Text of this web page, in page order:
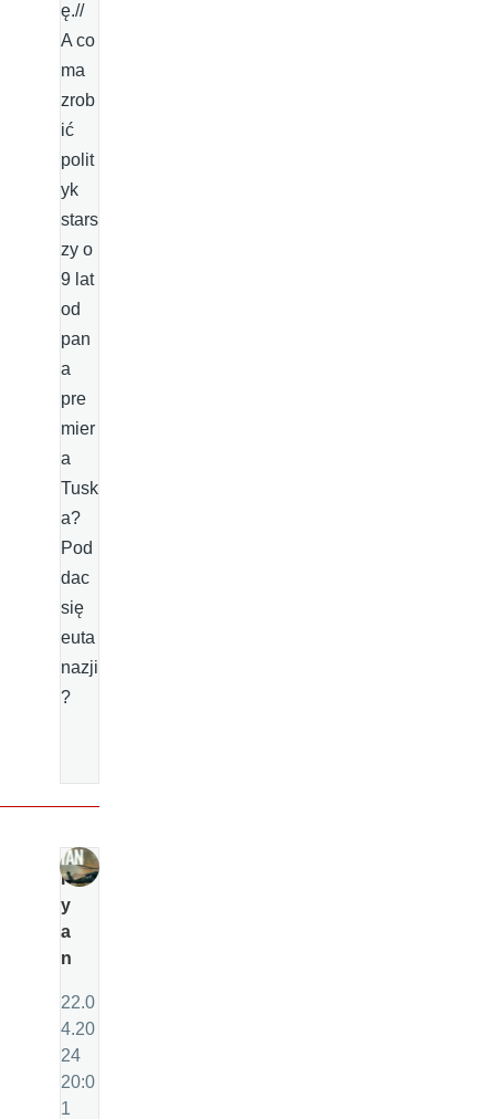
ę.//
A co
ma
zrob
ić
polit
yk
stars
zy o
9 lat
od
pan
a
pre
mier
a
Tusk
a?
Pod
dac
się
euta
nazji
?
R
y
a
n
22.0
4.20
24
20:0
1